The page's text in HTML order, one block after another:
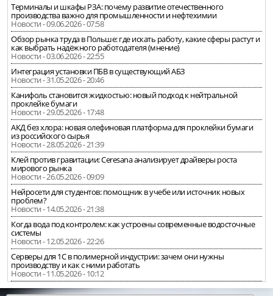
Терминалы и шкафы РЗА: почему развитие отечественного
производства важно для промышленности и нефтехимии
Новости - 09.06.2026 - 07:58
Обзор рынка труда в Польше: где искать работу, какие сферы растут и
как выбрать надёжного работодателя (мнение)
Новости - 03.06.2026 - 22:55
Интеграция установки ПБВ в существующий АБЗ
Новости - 31.05.2026 - 20:46
Канифоль становится жидкостью: новый подход к нейтральной
проклейке бумаги
Новости - 29.05.2026 - 17:48
АКД без хлора: новая олефиновая платформа для проклейки бумаги
из российского сырья
Новости - 28.05.2026 - 21:39
Клей против гравитации: Ceresana анализирует драйверы роста
мирового рынка
Новости - 26.05.2026 - 09:09
Нейросети для студентов: помощник в учебе или источник новых
проблем?
Новости - 14.05.2026 - 21:38
Когда вода под контролем: как устроены современные водосточные
системы
Новости - 12.05.2026 - 22:26
Серверы для 1С в полимерной индустрии: зачем они нужны
производству и как с ними работать
Новости - 11.05.2026 - 10:12